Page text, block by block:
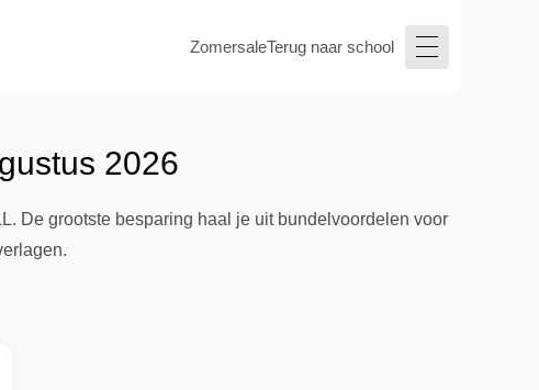
ZomersaleTerug naar school
2026
De grootste besparing haal je uit bundelvoordelen voor